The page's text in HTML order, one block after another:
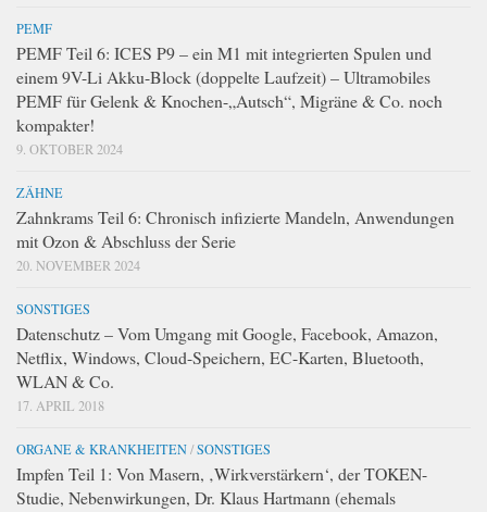
PEMF
PEMF Teil 6: ICES P9 – ein M1 mit integrierten Spulen und
einem 9V-Li Akku-Block (doppelte Laufzeit) – Ultramobiles
PEMF für Gelenk & Knochen-„Autsch“, Migräne & Co. noch
kompakter!
9. OKTOBER 2024
ZÄHNE
Zahnkrams Teil 6: Chronisch infizierte Mandeln, Anwendungen
mit Ozon & Abschluss der Serie
20. NOVEMBER 2024
SONSTIGES
Datenschutz – Vom Umgang mit Google, Facebook, Amazon,
Netflix, Windows, Cloud-Speichern, EC-Karten, Bluetooth,
WLAN & Co.
17. APRIL 2018
ORGANE & KRANKHEITEN/SONSTIGES
Impfen Teil 1: Von Masern, ‚Wirkverstärkern‘, der TOKEN-
Studie, Nebenwirkungen, Dr. Klaus Hartmann (ehemals